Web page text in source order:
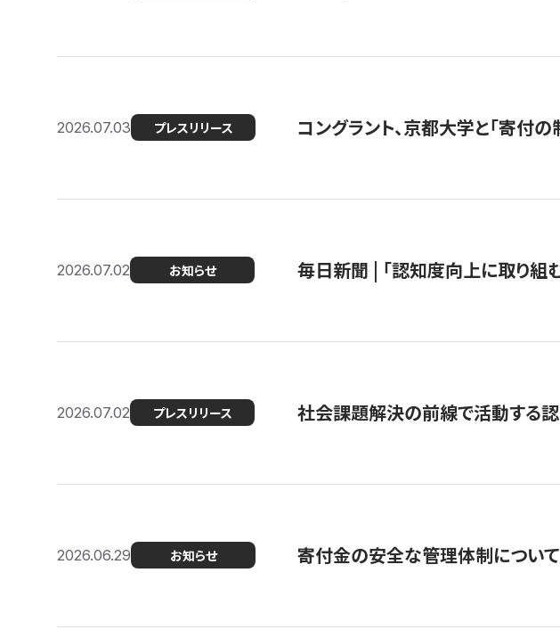
2026.07.03 プレスリリース コングラント、京都大学と「寄付
2026.07.02 お知らせ 毎日新聞 | 「認知度向上に取り
2026.07.02 プレスリリース 社会課題解決の前線で活動する
2026.06.29 お知らせ 寄付金の安全な管理体制について